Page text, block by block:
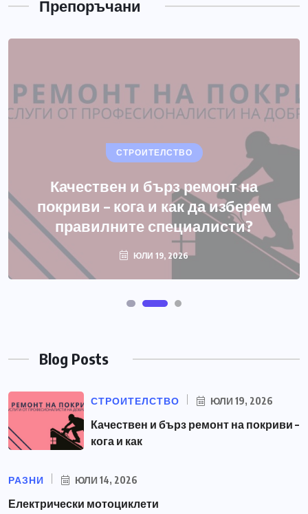
Препоръчани
СТРОИТЕЛСТВО
Качествен и бърз ремонт на
покриви – кога и как да изберем
правилните специалисти?
ЮЛИ 19, 2026
ЮЛИ 14, 2026
Blog Posts
СТРОИТЕЛСТВО ЮЛИ 19, 2026
Качествен и бърз ремонт на покриви –
кога и как
РАЗНИ ЮЛИ 14, 2026
Електрически мотоциклети